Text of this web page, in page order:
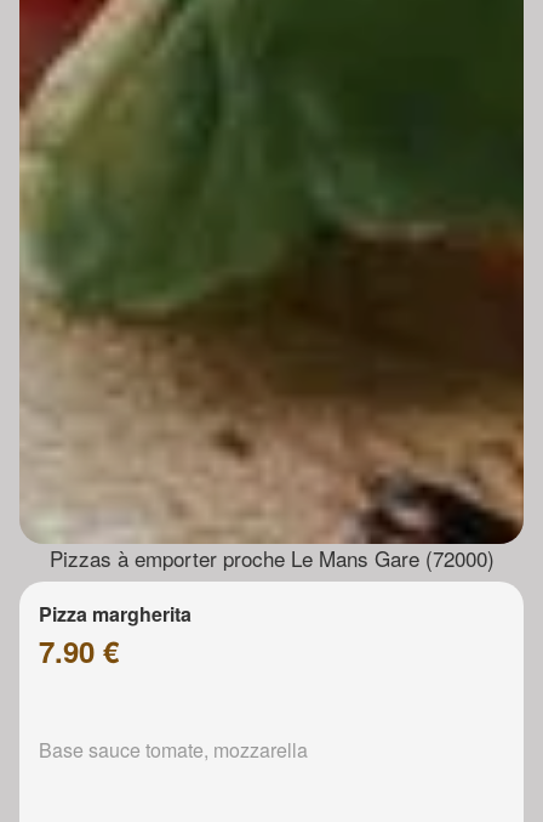
Pizzas à emporter proche Le Mans Gare (72000)
Pizza margherita
7.90 €
Base sauce tomate, mozzarella